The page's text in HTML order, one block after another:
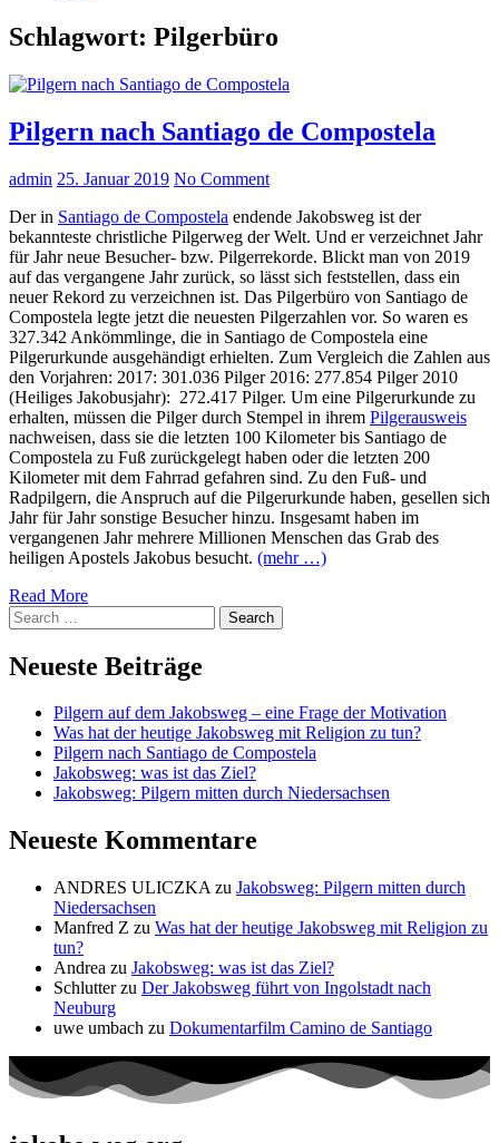
Schlagwort: Pilgerbüro
Pilgern nach Santiago de Compostela
admin 25. Januar 2019 No Comment
Der in Santiago de Compostela endende Jakobsweg ist der
bekannteste christliche Pilgerweg der Welt. Und er verzeichnet Jahr
für Jahr neue Besucher- bzw. Pilgerrekorde. Blickt man von 2019
auf das vergangene Jahr zurück, so lässt sich feststellen, dass ein
neuer Rekord zu verzeichnen ist. Das Pilgerbüro von Santiago de
Compostela legte jetzt die neuesten Pilgerzahlen vor. So waren es
327.342 Ankömmlinge, die in Santiago de Compostela eine
Pilgerurkunde ausgehändigt erhielten. Zum Vergleich die Zahlen aus
den Vorjahren: 2017: 301.036 Pilger 2016: 277.854 Pilger 2010
(Heiliges Jakobusjahr): 272.417 Pilger. Um eine Pilgerurkunde zu
erhalten, müssen die Pilger durch Stempel in ihrem Pilgerausweis
nachweisen, dass sie die letzten 100 Kilometer bis Santiago de
Compostela zu Fuß zurückgelegt haben oder die letzten 200
Kilometer mit dem Fahrrad gefahren sind. Zu den Fuß- und
Radpilgern, die Anspruch auf die Pilgerurkunde haben, gesellen sich
Jahr für Jahr sonstige Besucher hinzu. Insgesamt haben im
vergangenen Jahr mehrere Millionen Menschen das Grab des
heiligen Apostels Jakobus besucht. (mehr …)
Read More
Search
for:
Search
Neueste Beiträge
Pilgern auf dem Jakobsweg – eine Frage der Motivation
Was hat der heutige Jakobsweg mit Religion zu tun?
Pilgern nach Santiago de Compostela
Jakobsweg: was ist das Ziel?
Jakobsweg: Pilgern mitten durch Niedersachsen
Neueste Kommentare
ANDRES ULICZKA zu Jakobsweg: Pilgern mitten durch
Niedersachsen
Manfred Z zu Was hat der heutige Jakobsweg mit Religion zu
tun?
Andrea zu Jakobsweg: was ist das Ziel?
Schlutterzu Der Jakobsweg führt von Ingolstadt nach
Neuburg
uwe umbach zu Dokumentarfilm Camino de Santiago